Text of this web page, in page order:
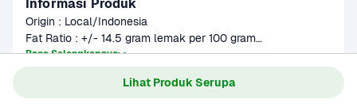
Lihat Produk Serupa
Informasi Produk
Origin : Local/Indonesia
Fat Ratio : +/- 14.5 gram lemak per 100 gram
Gramation : 250 gram & 500 gram
Glazing : 5-10%
Part : Boneless Breast skinless
Baca Selengkapnya
Kategori
Protein
4-9 bulan